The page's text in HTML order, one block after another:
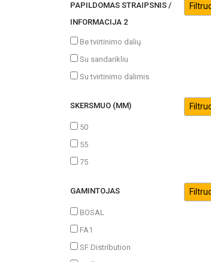
PAPILDOMAS STRAIPSNIS /
INFORMACIJA 2
Be tvirtinimo dalių
Su sandarikliu
Su tvirtinimo dalimis
SKERSMUO (MM)
50
55
75
GAMINTOJAS
BOSAL
FA1
SF Distribution